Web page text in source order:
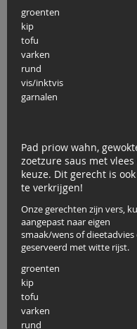
groenten
kip
tofu
varken
rund
vis/inktvis
garnalen
Pad priow wahn,
zoetzure saus met
keuze. Dit gerecht is
te verkrijgen!
Onze gerechten zijn vers,
aangepast naar eigen
smaak/wens of
geserveerd met witte rijst.
groenten
kip
tofu
varken
rund